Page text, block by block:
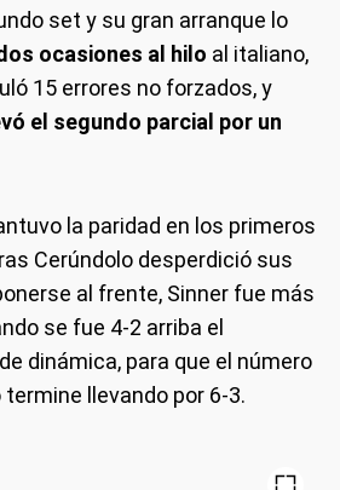
set y su gran arranque lo
ocasiones al hilo al italiano,
15 errores no forzados, y
el segundo parcial por un
la paridad en los primeros
Cerúndolo desperdició sus
al frente, Sinner fue más
se fue 4-2 arriba el
dinámica, para que el número
llevando por 6-3.